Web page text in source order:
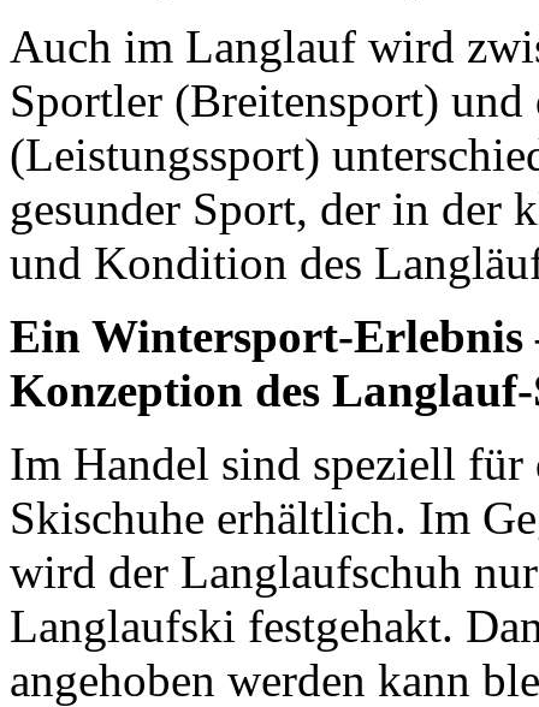
Auch im Langlauf wird
Sportler (Breitensport) und
(Leistungssport)
gesunder Sport, der in der
und Kondition des
Ein Wintersport-Erlebnis
Konzeption des
Im Handel sind speziell
Skischuhe erhältlich. Im
wird der Langlaufschuh
Langlaufski festgehakt.
angehoben werden kann